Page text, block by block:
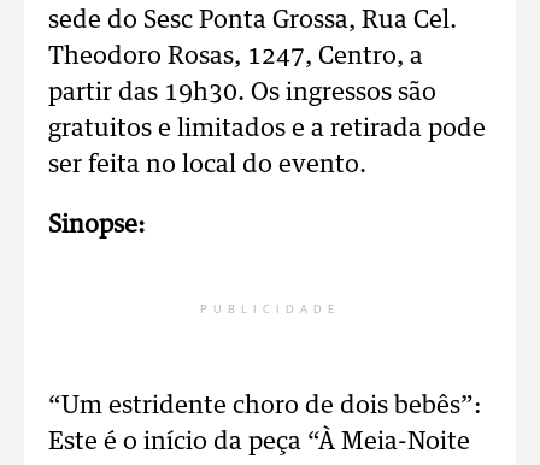
sede do Sesc Ponta Grossa, Rua Cel.
Theodoro Rosas, 1247, Centro, a
partir das 19h30. Os ingressos são
gratuitos e limitados e a retirada pode
ser feita no local do evento.
Sinopse:
PUBLICIDADE
“Um estridente choro de dois bebês”:
Este é o início da peça “À Meia-Noite